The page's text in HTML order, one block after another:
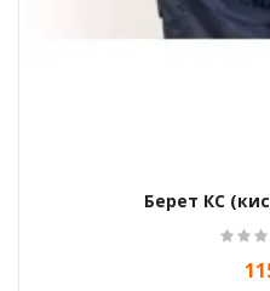
Берет КС